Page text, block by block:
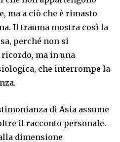
ma a ciò che è rimasto
Il trauma mostra così la
perché non si
ma in una
che interrompe la
di Asia assume
il racconto personale.
dimensione